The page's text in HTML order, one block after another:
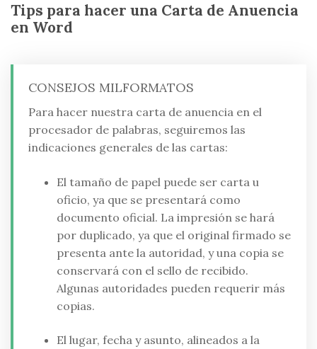
Tips para hacer una Carta de Anuencia
en Word
CONSEJOS MILFORMATOS
Para hacer nuestra carta de anuencia en el
procesador de palabras, seguiremos las
indicaciones generales de las cartas:
El tamaño de papel puede ser carta u
oficio, ya que se presentará como
documento oficial. La impresión se hará
por duplicado, ya que el original firmado se
presenta ante la autoridad, y una copia se
conservará con el sello de recibido.
Algunas autoridades pueden requerir más
copias.
El lugar, fecha y asunto, alineados a la